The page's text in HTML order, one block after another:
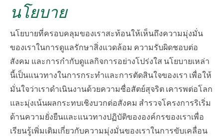
นโยบาย
นโยบายที่ครอบคลุมของเราสะท้อนให้เห็นถึงความมุ่งมั่น
ของเราในการดูแลรักษาสิ่งแวดล้อม ความรับผิดชอบต่อ
สังคม และการกำกับดูแลกิจการอย่างโปร่งใส นโยบายเหล่า
นี้เป็นแนวทางในการกระทำและการตัดสินใจของเรา เพื่อให้
มั่นใจว่าเราดำเนินงานด้วยความซื่อสัตย์สุจริต เคารพต่อโลก
และมุ่งเน้นผลกระทบเชิงบวกต่อสังคม สำรวจโครงการริเริ่ม
ด้านความยั่งยืนและแนวทางปฏิบัติขององค์กรของเราเพื่อ
เรียนรู้เพิ่มเติมเกี่ยวกับความมุ่งมั่นของเราในการขับเคลื่อน